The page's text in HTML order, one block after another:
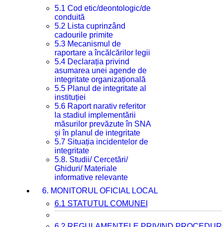
5.1 Cod etic/deontologic/de
conduită
5.2 Lista cuprinzând
cadourile primite
5.3 Mecanismul de
raportare a încălcărilor legii
5.4 Declarația privind
asumarea unei agende de
integritate organizațională
5.5 Planul de integritate al
instituției
5.6 Raport narativ referitor
la stadiul implementării
măsurilor prevăzute în SNA
și în planul de integritate
5.7 Situația incidentelor de
integritate
5.8. Studii/ Cercetări/
Ghiduri/ Materiale
informative relevante
6. MONITORUL OFICIAL LOCAL
6.1 STATUTUL COMUNEI